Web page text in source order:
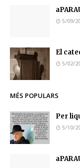
5/09/
El
5/02/
MÉS POPULARS
Per
5/10/